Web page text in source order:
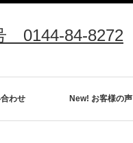
0144-84-8272
わせ New! お客様の声